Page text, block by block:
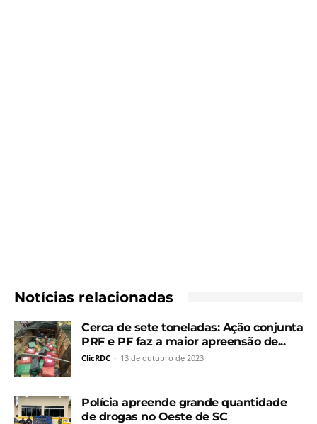
Notícias relacionadas
Cerca de sete toneladas: Ação conjunta
PRF e PF faz a maior apreensão de...
ClicRDC - 13 de outubro de 2023
Polícia apreende grande quantidade
de drogas no Oeste de SC